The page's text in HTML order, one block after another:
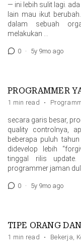
— ini lebih sulit lagi.
lain mau ikut
dalam sebuah
melakukan …
0 · 5y 9mo ago
PROGRAMMER
1 min read ·
secara garis besar,
quality controlnya,
beberapa puluh
didevelop lebih
tinggal rilis
programmer jaman
0 · 5y 9mo ago
TIPE ORANG
1 min read · Bekerja,